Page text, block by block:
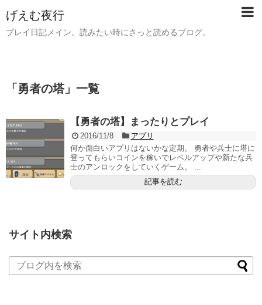
げえむ夜行
プレイ日記メイン。読みたい時にさっと読めるブログ。
「 勇者の塔 」 一覧
【勇者の塔】まったりとプレイ
2016/11/8
アプリ
何か面白いアプリはないかな定期。 勇者や兵士に塔に
登ってもらいコインを稼いでレベルアップや新たな兵
士のアンロックをしていくゲーム。 ...
記事を読む
サイト内検索